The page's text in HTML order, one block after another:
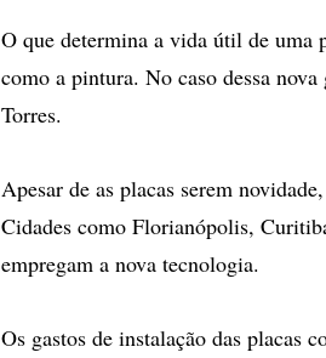
O que determina a vida útil de uma
como a pintura. No caso dessa
Torres.
Apesar de as placas serem
Cidades como Florianópolis,
empregam a nova tecnologia.
Os gastos de instalação das placas